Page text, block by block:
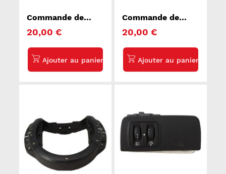
Commande de
phare ALFA
20,00 €
Commande de
phare KIA RIO 3
20,00 €